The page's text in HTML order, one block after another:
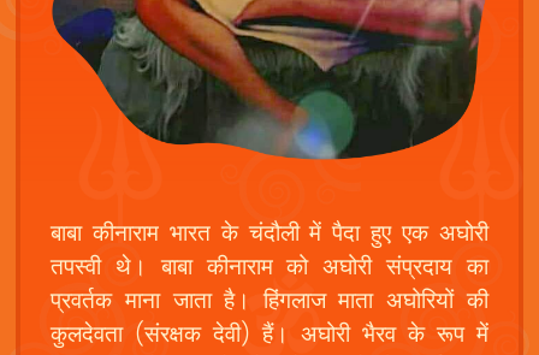
बाबा कीनाराम भारत के चंदौली में पैदा हुए एक अघोरी
तपस्वी थे। बाबा कीनाराम को अघोरी संप्रदाय का
प्रवर्तक माना जाता है। हिंगलाज माता अघोरियों की
कुलदेवता (संरक्षक देवी) हैं। अघोरी भैरव के रूप में